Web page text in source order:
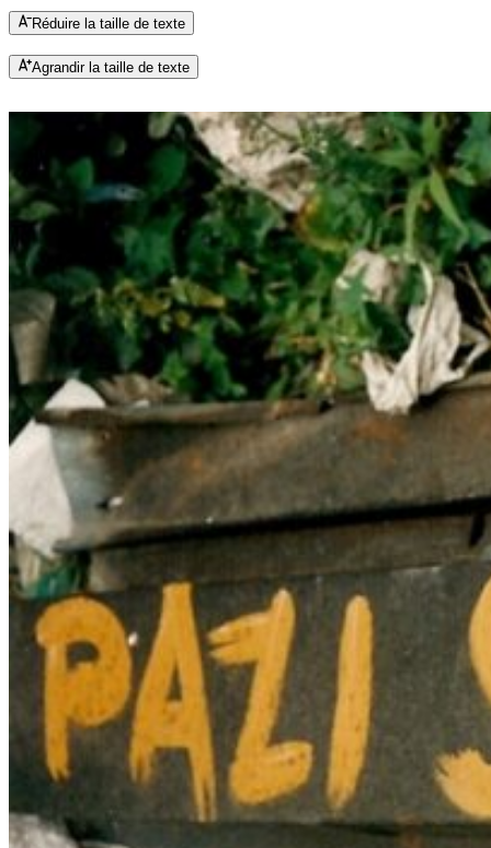
Réduire la taille de texte
Agrandir la taille de texte